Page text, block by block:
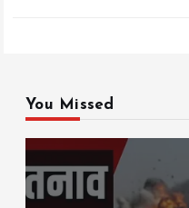
You Missed